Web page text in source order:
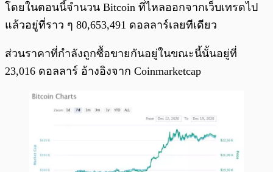
โดยในตอนนี้จำนวน Bitcoin ที่ไหลออกจากเว็บเทรดไป
แล้วอยู่ที่ราว ๆ 80,653,491 ดอลลาร์เลยทีเดียว
ส่วนราคาที่กำลังถูกซื้อขายกันอยู่ในขณะนี้นั้นอยู่ที่
23,016 ดอลลาร์ อ้างอิงจาก Coinmarketcap